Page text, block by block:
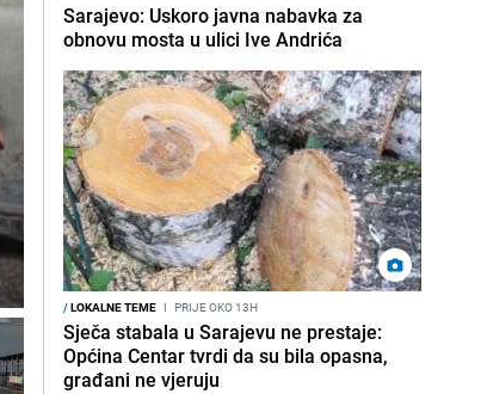
Sarajevo: Uskoro javna nabavka za
obnovu mosta u ulici Ive Andrića
/LOKALNE TEME I PRIJE OKO 13H
Sječa stabala u Sarajevu ne prestaje:
Općina Centar tvrdi da su bila opasna,
građani ne vjeruju